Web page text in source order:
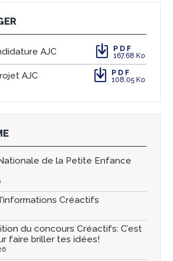
AJC PDF
167.68 Ko
AJC PDF
108.05 Ko
de la Petite Enfance
Créactifs
du concours Créactifs: C’est
faire briller tes idées!